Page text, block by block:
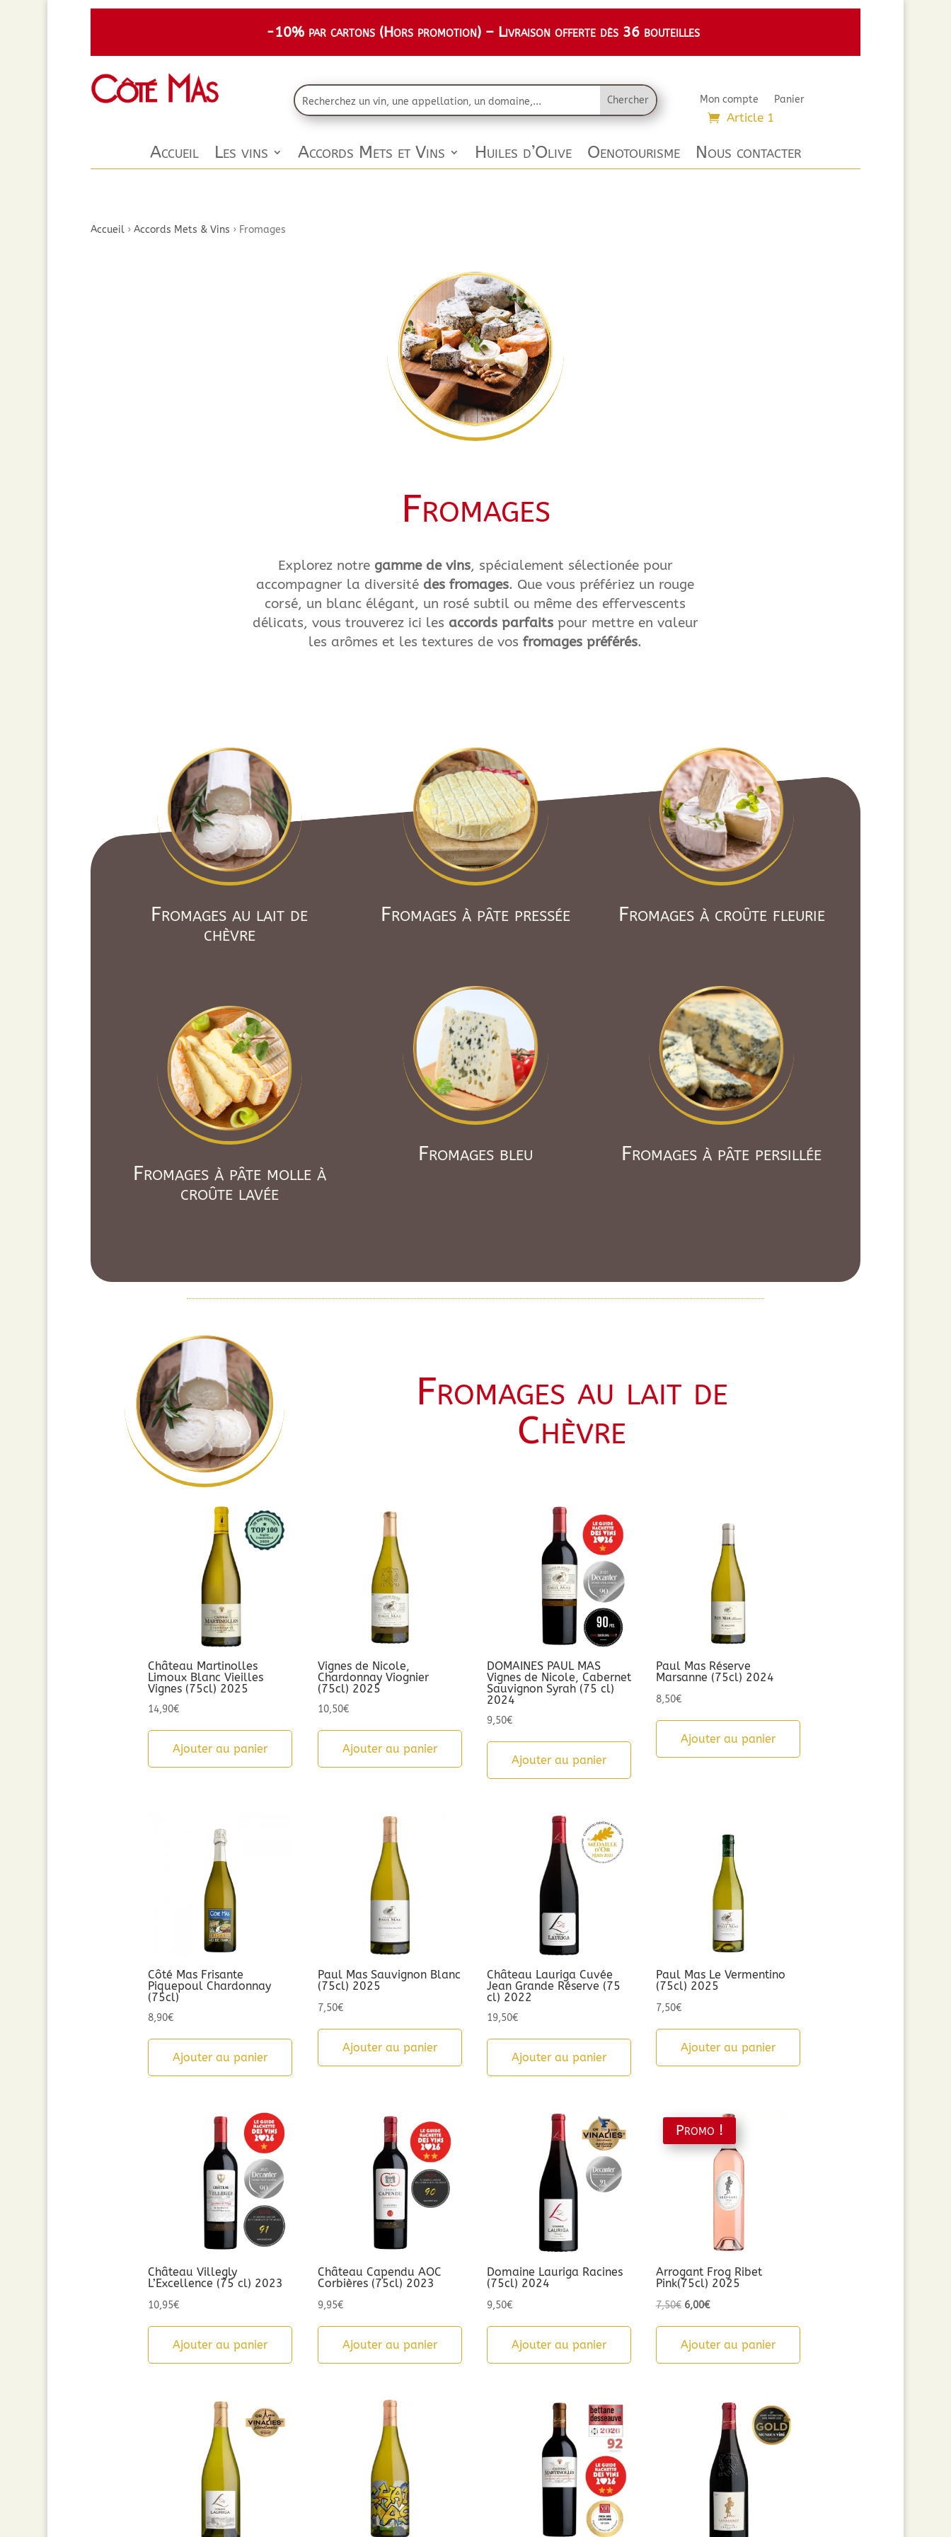
-10% par cartons (Hors promotion) – Livraison offerte dès 36 bouteilles
Mon compte Panier
Article 1
Accueil Les vins Accords Mets et Vins Huiles d’Olive Oenotourisme Nous contacter
Accueil› Accords Mets & Vins › Fromages
Fromages
Explorez notre gamme de vins, spécialement sélectionée pour
accompagner la diversité des fromages. Que vous préfériez un rouge
corsé, un blanc élégant, un rosé subtil ou même des effervescents
délicats, vous trouverez ici les accords parfaitspour mettre en valeur
les arômes et les textures de vosfromages préférés.
Fromages au lait de
chèvre
Fromages à pâte molle à
croûte lavée
Fromages à pâte pressée
Fromages bleu
Fromages à croûte fleurie
Fromages à pâte persillée
Fromages au lait de
Chèvre
Château Martinolles
Limoux Blanc Vieilles
Vignes (75cl) 2025
14,90€
Ajouter au panier
Vignes de Nicole,
Chardonnay Viognier
(75cl) 2025
10,50€
Ajouter au panier
DOMAINES PAUL MAS
Vignes de Nicole, Cabernet
Sauvignon Syrah (75 cl)
2024
9,50€
Ajouter au panier
Paul Mas Réserve
Marsanne (75cl) 2024
8,50€
Ajouter au panier
Côté Mas Frisante
Piquepoul Chardonnay
(75cl)
8,90€
Ajouter au panier
Paul Mas Sauvignon Blanc
(75cl) 2025
7,50€
Ajouter au panier
Château Lauriga Cuvée
Jean Grande Réserve (75
cl) 2022
19,50€
Ajouter au panier
Paul Mas Le Vermentino
(75cl) 2025
7,50€
Ajouter au panier
Château Villegly
L’Excellence (75 cl) 2023
10,95€
Ajouter au panier
Château Capendu AOC
Corbières (75cl) 2023
9,95€
Ajouter au panier
Domaine Lauriga Racines
(75cl) 2024
9,50€
Ajouter au panier
Promo !
Arrogant Frog Ribet
Pink(75cl) 2025
7,50€ Le
initial
6,00€Le
actuel
Ajouter au panier